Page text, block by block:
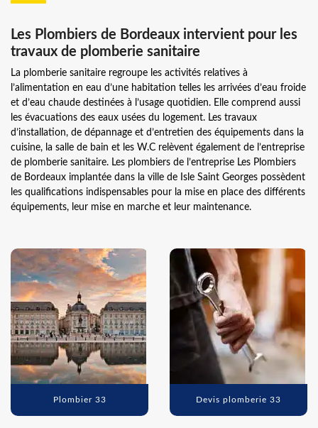
Les Plombiers de Bordeaux intervient pour les
travaux de plomberie sanitaire
La plomberie sanitaire regroupe les activités relatives à
l’alimentation en eau d’une habitation telles les arrivées d’eau froide
et d’eau chaude destinées à l’usage quotidien. Elle comprend aussi
les évacuations des eaux usées du logement. Les travaux
d’installation, de dépannage et d’entretien des équipements dans la
cuisine, la salle de bain et les W.C relèvent également de l’entreprise
de plomberie sanitaire. Les plombiers de l’entreprise Les Plombiers
de Bordeaux implantée dans la ville de Isle Saint Georges possèdent
les qualifications indispensables pour la mise en place des différents
équipements, leur mise en marche et leur maintenance.
Plombier 33 Devis plomberie 33